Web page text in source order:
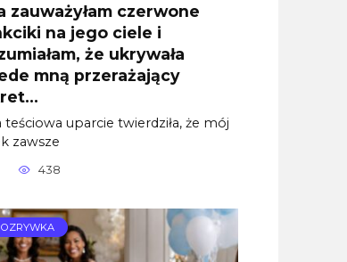
zauważyłam czerwone
na jego ciele i
że ukrywała
mną przerażający
teściowa uparcie twierdziła, że mój
zawsze
438